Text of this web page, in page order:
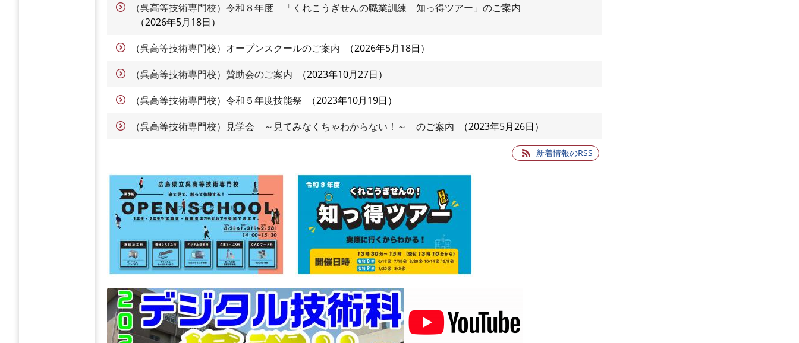
（呉高等技術専門校）令和８年度 「くれこうぎせんの職業訓練 知っ得ツアー」のご案内
2026年5月18日
（呉高等技術専門校）オープンスクールのご案内
2026年5月18日
（呉高等技術専門校）賛助会のご案内
2023年10月27日
（呉高等技術専門校）令和５年度技能祭
2023年10月19日
（呉高等技術専門校）見学会 ～見てみなくちゃわからない！～ のご案内
2023年5月26日
新着情報のRSS